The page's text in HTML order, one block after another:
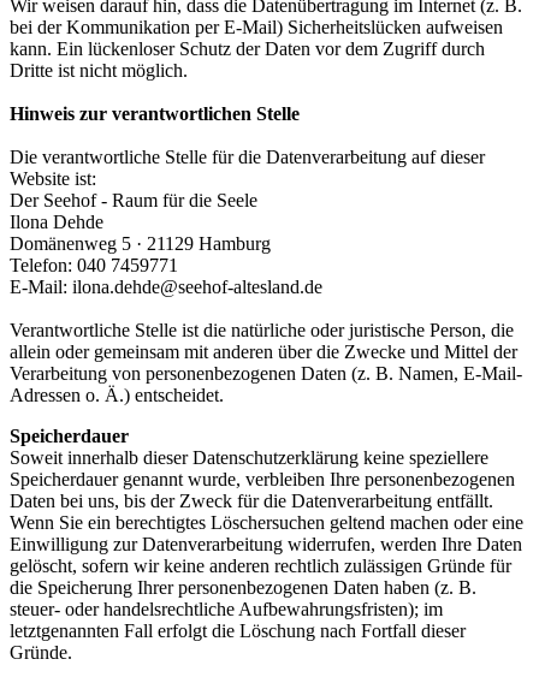
Wir weisen darauf hin, dass die Datenübertragung im Internet (z. B.
bei der Kommunikation per E-Mail) Sicherheitslücken aufweisen
kann. Ein lückenloser Schutz der Daten vor dem Zugriff durch
Dritte ist nicht möglich.
Hinweis zur verantwortlichen Stelle
Die verantwortliche Stelle für die Datenverarbeitung auf dieser
Website ist:
Der Seehof - Raum für die Seele
Ilona Dehde
Domänenweg 5 · 21129 Hamburg
Telefon: 040 7459771
E-Mail: ilona.dehde@seehof-altesland.de
Verantwortliche Stelle ist die natürliche oder juristische Person, die
allein oder gemeinsam mit anderen über die Zwecke und Mittel der
Verarbeitung von personenbezogenen Daten (z. B. Namen, E-Mail-
Adressen o. Ä.) entscheidet.
Speicherdauer
Soweit innerhalb dieser Datenschutzerklärung keine speziellere
Speicherdauer genannt wurde, verbleiben Ihre personenbezogenen
Daten bei uns, bis der Zweck für die Datenverarbeitung entfällt.
Wenn Sie ein berechtigtes Löschersuchen geltend machen oder eine
Einwilligung zur Datenverarbeitung widerrufen, werden Ihre Daten
gelöscht, sofern wir keine anderen rechtlich zulässigen Gründe für
die Speicherung Ihrer personenbezogenen Daten haben (z. B.
steuer- oder handelsrechtliche Aufbewahrungsfristen); im
letztgenannten Fall erfolgt die Löschung nach Fortfall dieser
Gründe.